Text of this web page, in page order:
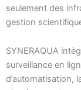
seulement des
gestion
SYNERAQUA
surveillance en
d’automatisation,